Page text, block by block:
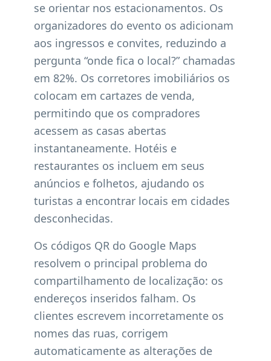
se orientar nos estacionamentos. Os
organizadores do evento os adicionam
aos ingressos e convites, reduzindo a
pergunta “onde fica o local?” chamadas
em 82%. Os corretores imobiliários os
colocam em cartazes de venda,
permitindo que os compradores
acessem as casas abertas
instantaneamente. Hotéis e
restaurantes os incluem em seus
anúncios e folhetos, ajudando os
turistas a encontrar locais em cidades
desconhecidas.
Os códigos QR do Google Maps
resolvem o principal problema do
compartilhamento de localização: os
endereços inseridos falham. Os
clientes escrevem incorretamente os
nomes das ruas, corrigem
automaticamente as alterações de